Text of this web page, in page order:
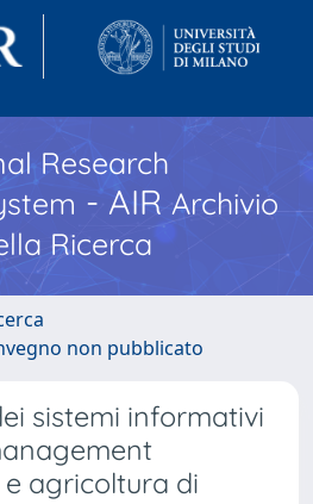
Research
- AIR Archivio
Ricerca
non pubblicato
sistemi informativi
agricoltura di